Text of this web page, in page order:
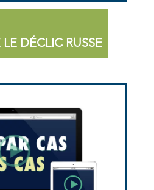
DÉCLIC RUSSE